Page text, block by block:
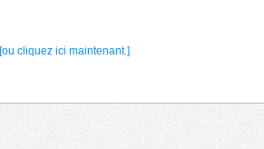
[ou cliquez ici maintenant.]